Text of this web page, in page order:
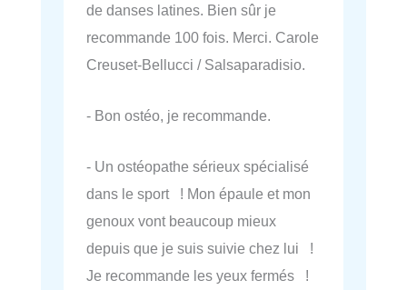
de danses latines. Bien sûr je
recommande 100 fois. Merci. Carole
Creuset-Bellucci / Salsaparadisio.
- Bon ostéo, je recommande.
- Un ostéopathe sérieux spécialisé
dans le sport ! Mon épaule et mon
genoux vont beaucoup mieux
depuis que je suis suivie chez lui !
Je recommande les yeux fermés !